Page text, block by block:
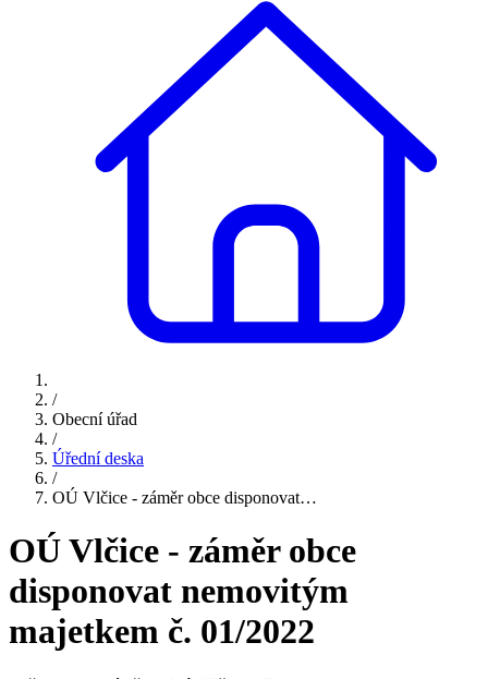
/
Obecní úřad
/
Úřední deska
/
OÚ Vlčice - záměr obce disponovat…
OÚ Vlčice - záměr obce
disponovat nemovitým
majetkem č. 01/2022